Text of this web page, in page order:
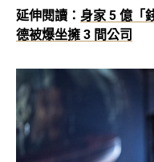
延伸閱讀： 身家 5 億「
德被爆坐擁 3 間公司